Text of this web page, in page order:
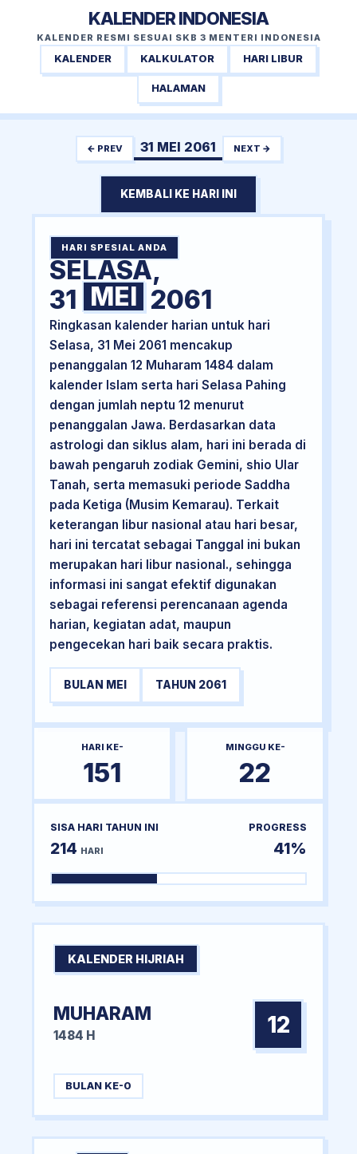
KALENDER INDONESIA
KALENDER RESMI SESUAI SKB 3 MENTERI INDONESIA
KALENDER KALKULATOR HARI LIBUR
HALAMAN
← PREV 31 MEI 2061 NEXT →
KEMBALI KE HARI INI
HARI SPESIAL ANDA
SELASA,
31 MEI 2061
Ringkasan kalender harian untuk hari
Selasa, 31 Mei 2061 mencakup
penanggalan 12 Muharam 1484 dalam
kalender Islam serta hari Selasa Pahing
dengan jumlah neptu 12 menurut
penanggalan Jawa. Berdasarkan data
astrologi dan siklus alam, hari ini berada di
bawah pengaruh zodiak Gemini, shio Ular
Tanah, serta memasuki periode Saddha
pada Ketiga (Musim Kemarau). Terkait
keterangan libur nasional atau hari besar,
hari ini tercatat sebagai Tanggal ini bukan
merupakan hari libur nasional., sehingga
informasi ini sangat efektif digunakan
sebagai referensi perencanaan agenda
harian, kegiatan adat, maupun
pengecekan hari baik secara praktis.
BULAN MEI TAHUN 2061
HARI KE-
151
MINGGU KE-
22
SISA HARI TAHUN INI
214 HARI
PROGRESS
41%
KALENDER HIJRIAH
MUHARAM
1484 H 12
BULAN KE-0